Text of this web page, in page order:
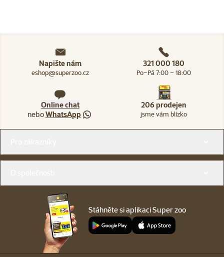
Napište nám
eshop@superzoo.cz
321 000 180
Po–Pá 7:00 – 18:00
Online chat
neboWhatsApp
206 prodejen
jsme vám blízko
Stáhněte si aplikaci Super zoo